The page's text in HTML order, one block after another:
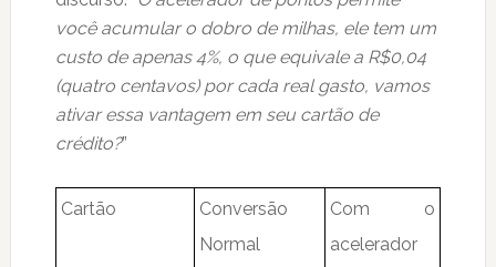
você acumular o dobro de milhas, ele tem um
custo de apenas 4%, o que equivale a R$0,04
(quatro centavos) por cada real gasto, vamos
ativar essa vantagem em seu cartão de
crédito?”
Cartão
Conversão
Normal
Com o
acelerador